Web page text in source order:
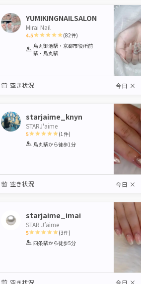
YUMIKINGNAILSALON
Mirai Nail
4.5
1
Star
2
Stars
3
Stars
4
Stars
5
Stars
(82件)
烏丸御池駅・京都市役所前
駅・烏丸駅
空き状況 今日 ×
starjaime_knyn
STARJ'aime
5
1 2 3 4 5
(1 件)
烏丸駅から徒歩1分
空き状況 今日 ×
starjaime_imai
STAR J’aime
5
1 2 3 4 5
(3件)
四条駅から徒歩5分
空き状況